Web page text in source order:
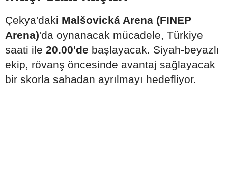
Çekya'daki Malšovická Arena (FINEP
Arena)'da oynanacak mücadele, Türkiye
saati ile 20.00'de başlayacak. Siyah-beyazlı
ekip, rövanş öncesinde avantaj sağlayacak
bir skorla sahadan ayrılmayı hedefliyor.